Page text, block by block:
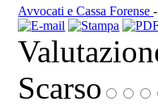
Avvocati e Cassa Forense
Scarso